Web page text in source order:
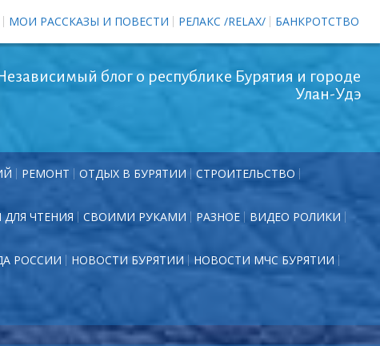
МОИ РАССКАЗЫ И ПОВЕСТИ РЕЛАКС /RELAX/ БАНКРОТСТВО
блог о республике Бурятия и городе
Улан-Удэ
РЕМОНТ ОТДЫХ В БУРЯТИИ СТРОИТЕЛЬСТВО
ДЛЯ ЧТЕНИЯ СВОИМИ РУКАМИ РАЗНОЕ ВИДЕО РОЛИКИ
РОССИИ НОВОСТИ БУРЯТИИ НОВОСТИ МЧС БУРЯТИИ